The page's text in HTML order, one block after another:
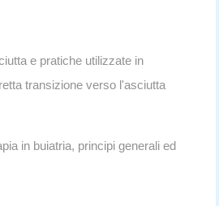
e pratiche utilizzate in
transizione verso l'asciutta
in buiatria, principi generali ed